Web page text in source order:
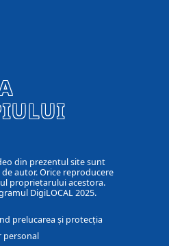
din prezentul site sunt
autor. Orice reproducere
proprietarului acestora.
DigiLOCAL 2025.
prelucarea și protecția
personal